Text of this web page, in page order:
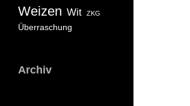
Weizen Wit ZKG
Überraschung
Archiv